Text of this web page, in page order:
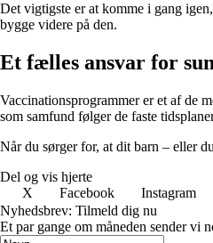
Det vigtigste er at komme i gang
bygge videre på den.
Et fælles ansvar for
Vaccinationsprogrammer er et af de
som samfund følger de faste
Når du sørger for, at dit barn – eller
Del og vis hjerte
X
Facebook Instagram
Nyhedsbrev: Tilmeld dig nu
Et par gange om måneden sender vi